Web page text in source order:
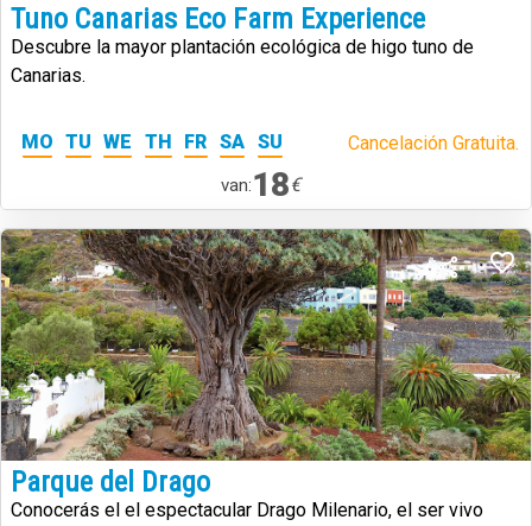
Tuno Canarias Eco Farm Experience
Descubre la mayor plantación ecológica de higo tuno de
Canarias.
MO TU WE TH FR SA SU Cancelación Gratuita.
van:18€
Parque del Drago
Conocerás el el espectacular Drago Milenario, el ser vivo